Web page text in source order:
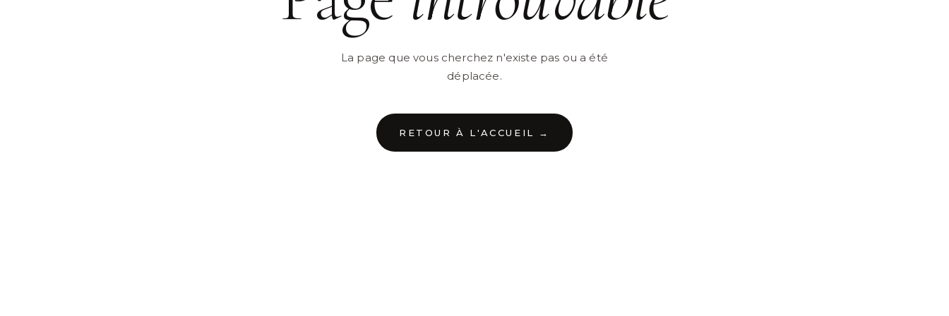
La page que vous cherchez n'existe pas ou a été
déplacée.
RETOUR À L'ACCUEIL →